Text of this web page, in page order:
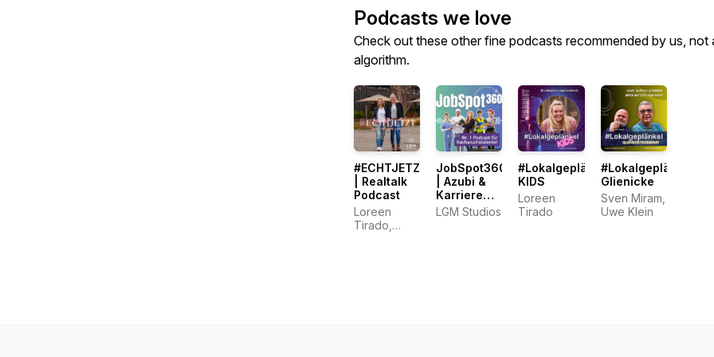
Podcasts we love
Check out these other fine podcasts recommended by us, not
algorithm.
#ECHTJETZT
| Realtalk
Podcast
Loreen
Tirado,
JobSpot360
| Azubi &
Karriere
Podcast
LGM Studios
#Lokalgeplänkel
KIDS
Loreen
Tirado
#Lokalgeplänkel
Glienicke
Sven Miram,
Uwe Klein